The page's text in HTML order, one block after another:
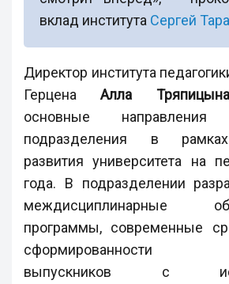
вклад института Сергей
Директор института
ГерценаАлла Тряпицына
основные направления
подразделения в
развития университета на
года. В подразделении
междисциплинарные
программы, современные
сформированности
выпускников с